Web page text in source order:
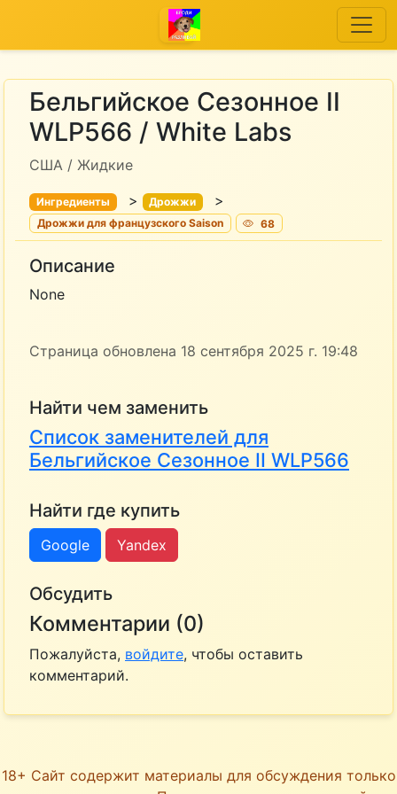
Бельгийское Сезонное II
WLP566 / White Labs
США / Жидкие
Ингредиенты > Дрожжи >
Дрожжи для французского Saison 68
Описание
None
Страница обновлена 18 сентября 2025 г. 19:48
Найти чем заменить
Список заменителей для
Бельгийское Сезонное II WLP566
Найти где купить
Google Yandex
Обсудить
Комментарии (0)
Пожалуйста, войдите, чтобы оставить
комментарий.
18+ Сайт содержит материалы для обсуждения только